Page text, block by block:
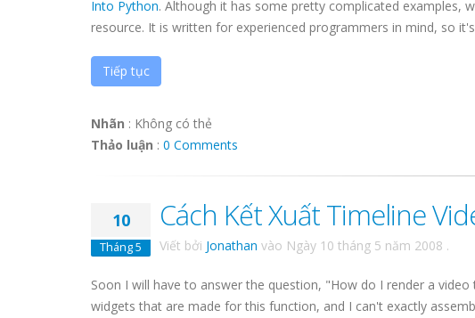
Into Python. Although it has some pretty complicated examples,
resource. It is written for experienced programmers in mind, so
Tiếp tục
Nhãn : Không có thẻ
Thảo luận : 0 Comments
10
Tháng 5
Cách Kết Xuất Timeline
Viết bởi Jonathan vào Ngày 10 tháng 5 năm 2008 .
Soon I will have to answer the question, "How do I render a video
widgets that are made for this function, and I can't exactly